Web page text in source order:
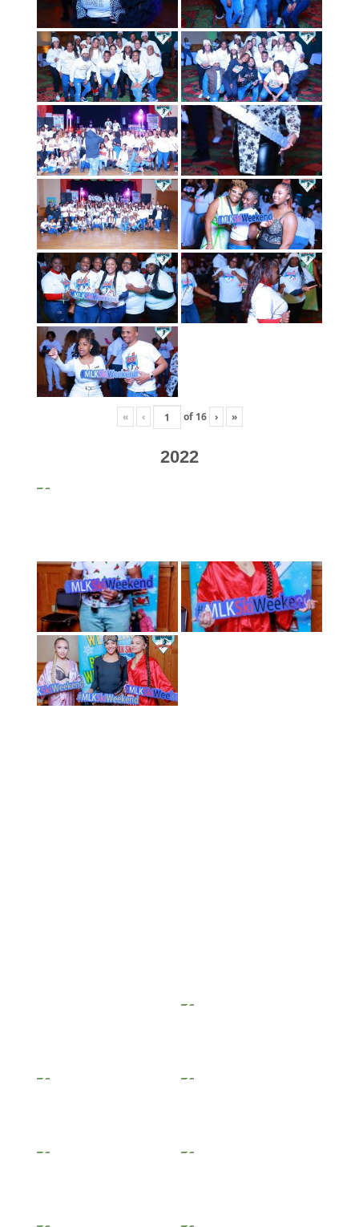
« ‹ of 16 › »
2022